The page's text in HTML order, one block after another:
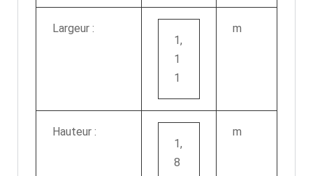
Largeur :
1,
1
1
m
Hauteur :
1,
8
m